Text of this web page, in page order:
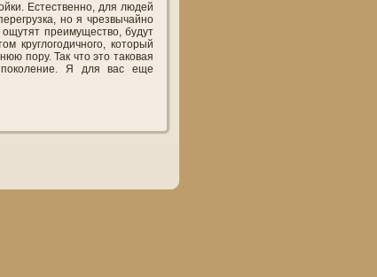
Естественно, для людей
но я чрезвычайно
преимущество, будут
круглогодичного, который
пору. Так что это таковая
Я для вас еще